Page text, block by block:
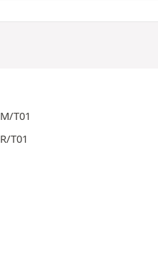
T01
T01